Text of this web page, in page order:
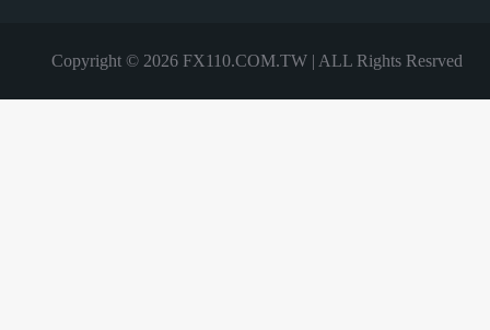
Copyright © 2026 FX110.COM.TW | ALL Rights Resrved